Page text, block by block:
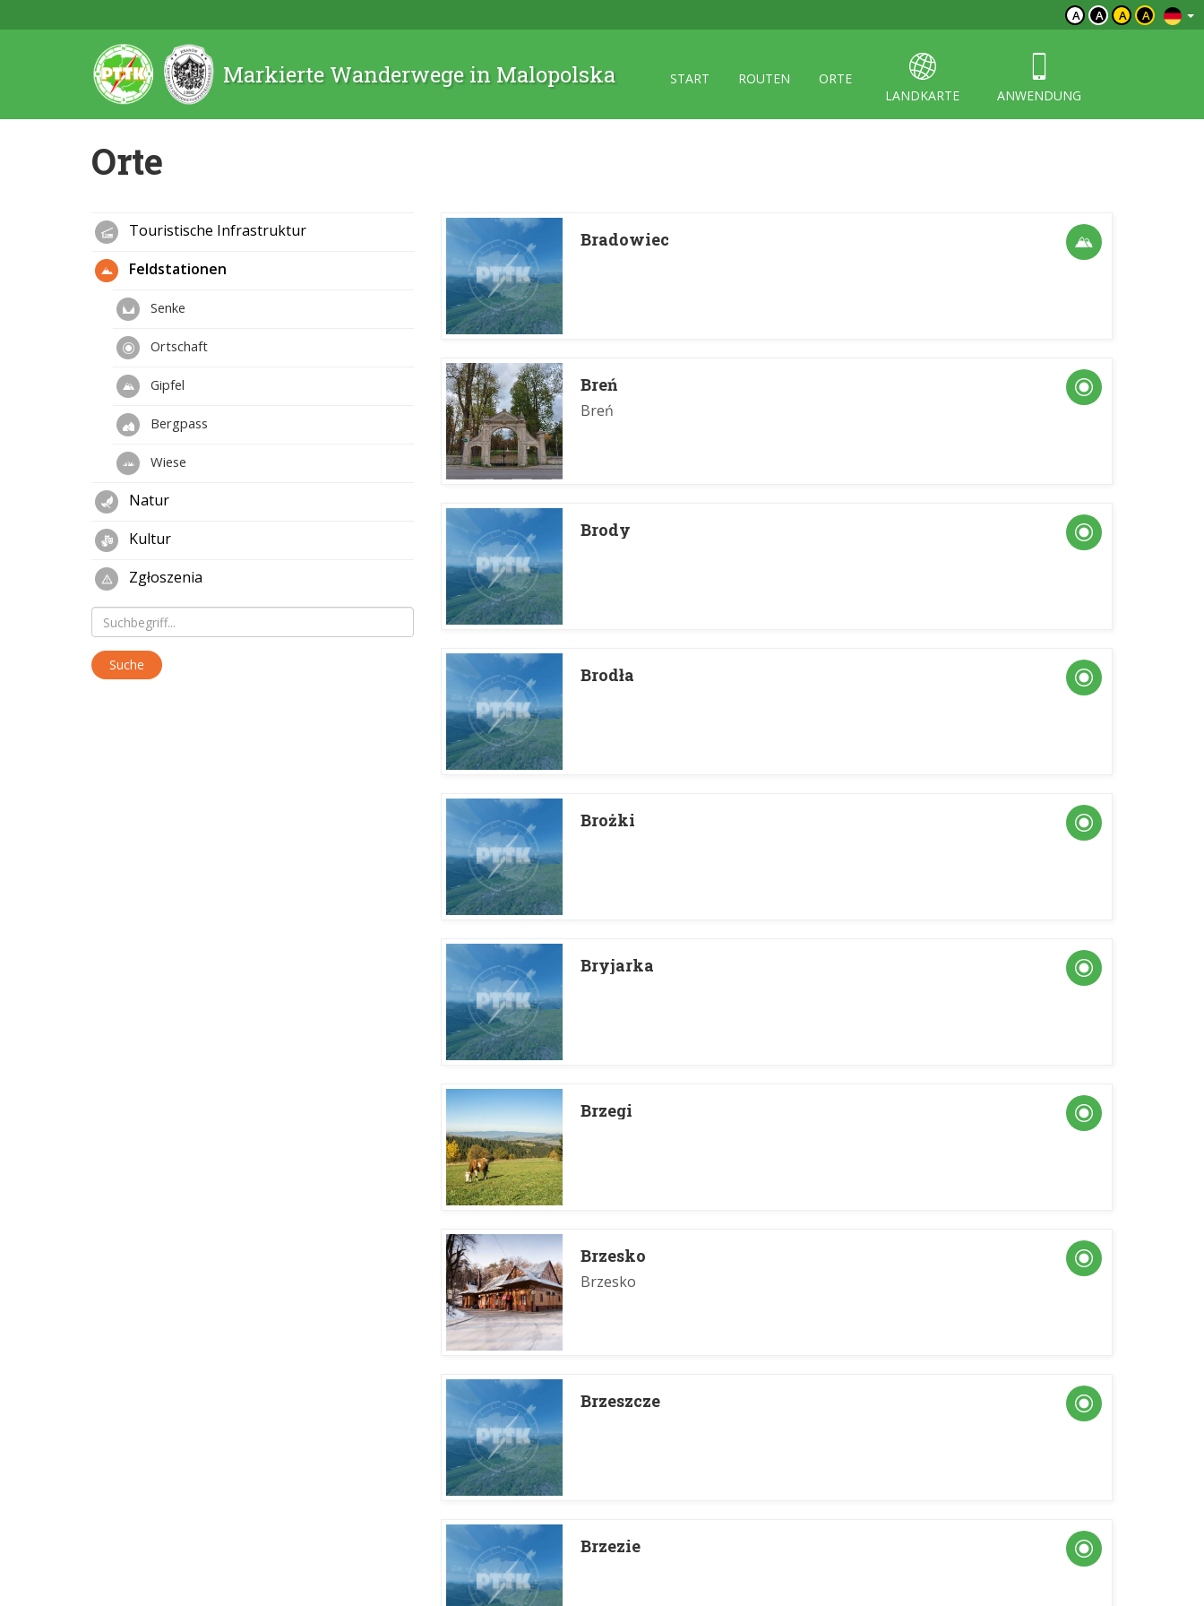
A A A A
Markierte Wanderwege in Malopolska START ROUTEN
ORTE
LANDKARTE
ANWENDUNG
Orte
Bradowiec
Breń
Breń
Brody
Brodła
Brożki
Bryjarka
Brzegi
Brzesko
Brzesko
Brzeszcze
Brzezie
Touristische Infrastruktur
Feldstationen
Senke
Ortschaft
Gipfel
Bergpass
Wiese
Natur
Kultur
Zgłoszenia